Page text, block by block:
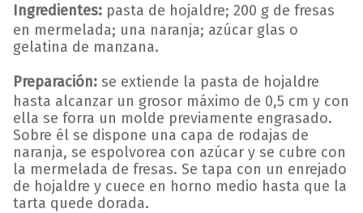
Ingredientes: pasta de hojaldre; 200 g de fresas
en mermelada; una naranja; azúcar glas o
gelatina de manzana.
Preparación: se extiende la pasta de hojaldre
hasta alcanzar un grosor máximo de 0,5 cm y con
ella se forra un molde previamente engrasado.
Sobre él se dispone una capa de rodajas de
naranja, se espolvorea con azúcar y se cubre con
la mermelada de fresas. Se tapa con un enrejado
de hojaldre y cuece en horno medio hasta que la
tarta quede dorada.